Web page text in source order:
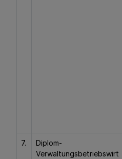
7.
Diplom-
Verwaltungsbetriebswirt